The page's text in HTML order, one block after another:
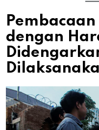
dengan